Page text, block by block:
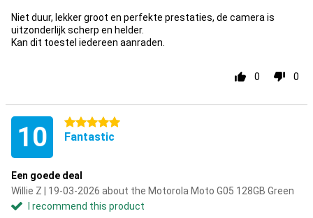
Niet duur, lekker groot en perfekte prestaties, de camera is
uitzonderlijk scherp en helder.
Kan dit toestel iedereen aanraden.
0 0
10 5 stars
Fantastic
Een goede deal
Willie Z | 19-03-2026 about the Motorola Moto G05 128GB Green
I recommend this product